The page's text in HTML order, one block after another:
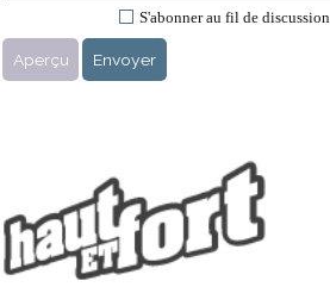
S'abonner au fil de discussion